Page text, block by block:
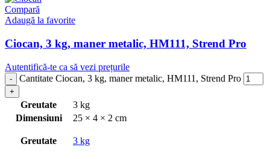
Compară
Adaugă la favorite
Ciocan, 3 kg, maner metalic, HM111, Strend Pro
Autentifică-te ca să vezi prețurile
Cantitate Ciocan, 3 kg, maner metalic, HM111, Strend Pro
Greutate
3 kg
Dimensiuni
25 × 4 × 2 cm
Greutate 3 kg